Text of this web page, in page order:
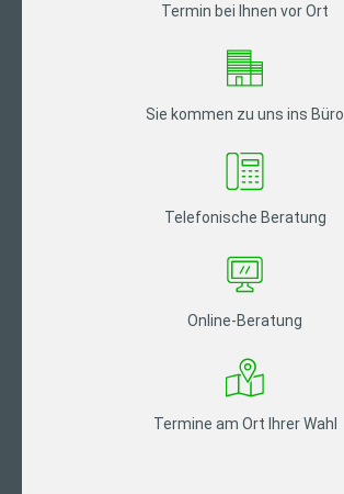
Termin bei Ihnen vor Ort
Sie kommen zu uns ins Büro
Telefonische Beratung
Online-Beratung
Termine am Ort Ihrer Wahl